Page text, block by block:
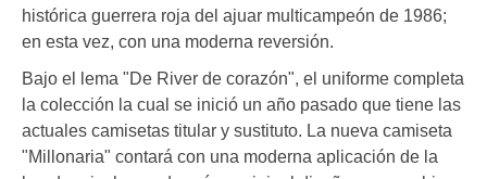
histórica guerrera roja del ajuar multicampeón de 1986;
en esta vez, con una moderna reversión.
Bajo el lema "De River de corazón", el uniforme completa
la colección la cual se inició un año pasado que tiene las
actuales camisetas titular y sustituto. La nueva camiseta
"Millonaria" contará con una moderna aplicación de la